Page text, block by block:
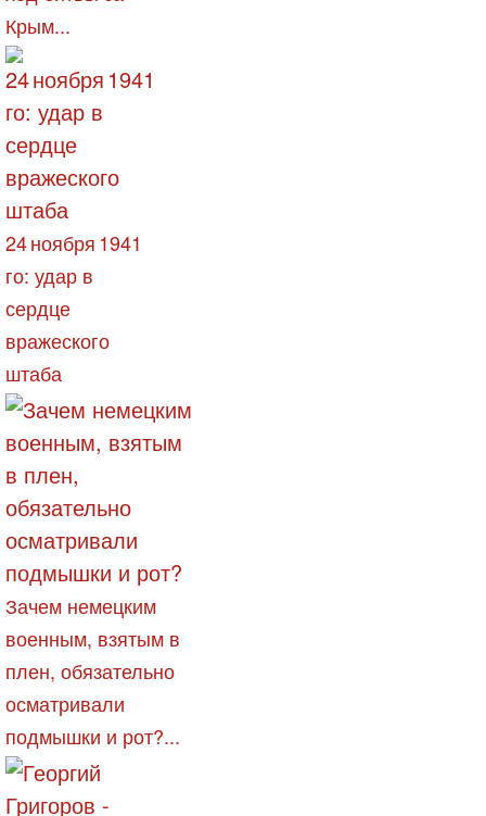
Крым...
24 ноября 1941
го: удар в
сердце
вражеского
штаба
Зачем немецким
военным, взятым в
плен, обязательно
осматривали
подмышки и рот?...